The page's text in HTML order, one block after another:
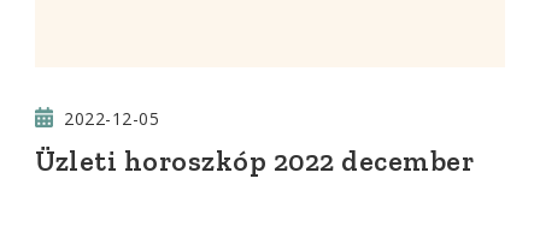
2022-12-05
Üzleti horoszkóp 2022 december